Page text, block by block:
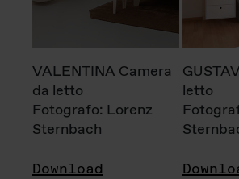
VALENTINA Camera
da letto
Fotografo: Lorenz
Sternbach
Download
letto